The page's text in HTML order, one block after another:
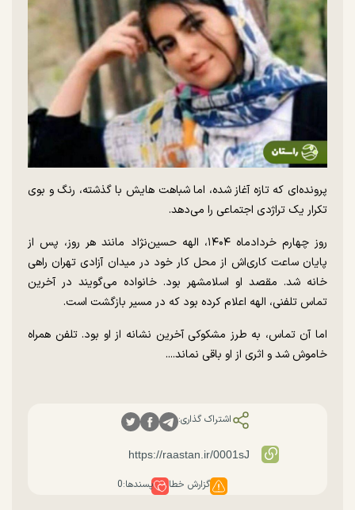
پرونده‌ای که تازه آغاز شده، اما شباهت هایش با گذشته، رنگ و بوی
تکرار یک تراژدی اجتماعی را می‌دهد.
روز چهارم خردادماه ۱۴۰۴، الهه حسین‌نژاد مانند هر روز، پس از
پایان ساعت کاری‌اش از محل کار خود در میدان آزادی تهران راهی
خانه شد. مقصد او اسلامشهر بود. خانواده می‌گویند در آخرین
تماس تلفنی، الهه اعلام کرده بود که در مسیر بازگشت است.
اما آن تماس، به طرز مشکوکی آخرین نشانه از او بود. تلفن همراه
خاموش شد و اثری از او باقی نماند....
اشتراک گذاری:
گزارش خطا پسندها:0